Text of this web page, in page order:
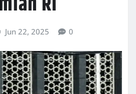
Jun 22, 2025 0